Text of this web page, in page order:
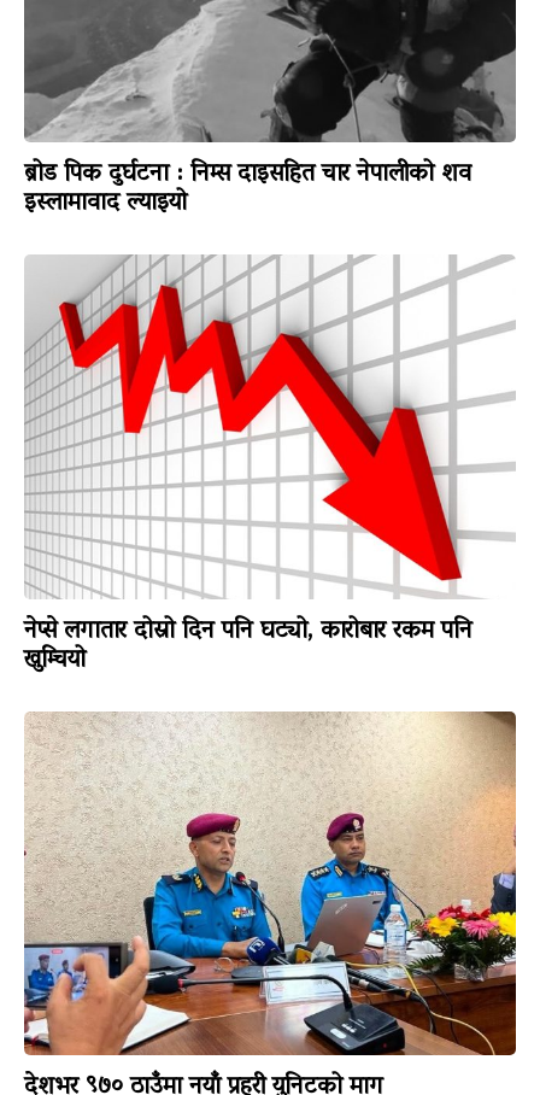
ब्रोड पिक दुर्घटना : निम्स दाइसहित चार नेपालीको शव
इस्लामावाद ल्याइयो
नेप्से लगातार दोस्रो दिन पनि घट्यो, कारोबार रकम पनि
खुम्चियो